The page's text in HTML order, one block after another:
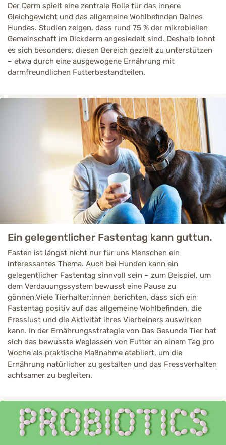
Der Darm spielt eine zentrale Rolle für das innere
Gleichgewicht und das allgemeine Wohlbefinden Deines
Hundes. Studien zeigen, dass rund 75 % der mikrobiellen
Gemeinschaft im Dickdarm angesiedelt sind. Deshalb lohnt
es sich besonders, diesen Bereich gezielt zu unterstützen
– etwa durch eine ausgewogene Ernährung mit
darmfreundlichen Futterbestandteilen.
Ein gelegentlicher Fastentag kann guttun.
Fasten ist längst nicht nur für uns Menschen ein
interessantes Thema. Auch bei Hunden kann ein
gelegentlicher Fastentag sinnvoll sein – zum Beispiel, um
dem Verdauungssystem bewusst eine Pause zu
gönnen.Viele Tierhalter:innen berichten, dass sich ein
Fastentag positiv auf das allgemeine Wohlbefinden, die
Fresslust und die Aktivität ihres Vierbeiners auswirken
kann. In der Ernährungsstrategie von Das Gesunde Tier hat
sich das bewusste Weglassen von Futter an einem Tag pro
Woche als praktische Maßnahme etabliert, um die
Ernährung natürlicher zu gestalten und das Fressverhalten
achtsamer zu begleiten.